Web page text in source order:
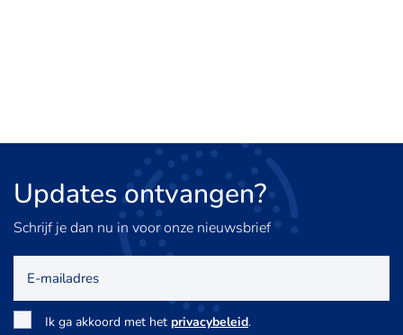
Updates ontvangen?
Schrijf je dan nu in voor onze nieuwsbrief
mailadres
Toestemming
Ik ga akkoord met het privacybeleid.